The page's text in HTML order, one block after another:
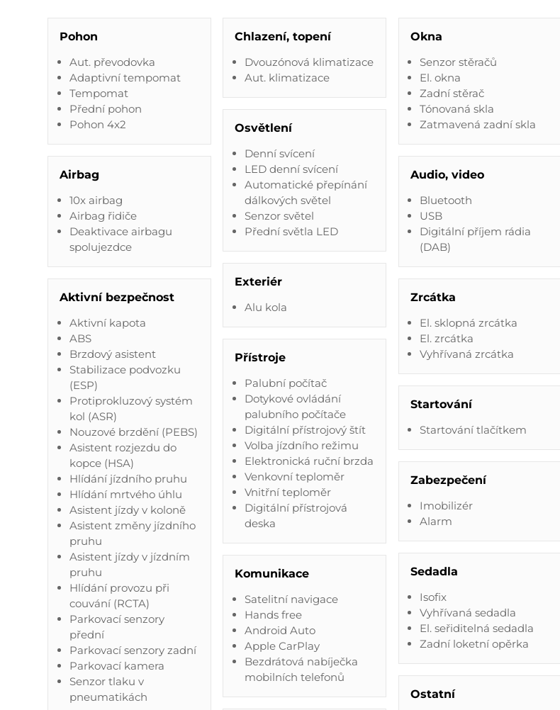
Pohon
Aut. převodovka
Adaptivní tempomat
Tempomat
Přední pohon
Pohon 4x2
Airbag
10x airbag
Airbag řidiče
Deaktivace airbagu
spolujezdce
Aktivní bezpečnost
Aktivní kapota
ABS
Brzdový asistent
Stabilizace podvozku
(ESP)
Protiprokluzový systém
kol (ASR)
Nouzové brzdění (PEBS)
Asistent rozjezdu do
kopce (HSA)
Hlídání jízdního pruhu
Hlídání mrtvého úhlu
Asistent jízdy v koloně
Asistent změny jízdního
pruhu
Asistent jízdy v jízdním
pruhu
Hlídání provozu při
couvání (RCTA)
Parkovací senzory
přední
Parkovací senzory zadní
Parkovací kamera
Senzor tlaku v
pneumatikách
Chlazení, topení
Dvouzónová klimatizace
Aut. klimatizace
Osvětlení
Denní svícení
LED denní svícení
Automatické přepínání
dálkových světel
Senzor světel
Přední světla LED
Exteriér
Alu kola
Přístroje
Palubní počítač
Dotykové ovládání
palubního počítače
Digitální přístrojový štít
Volba jízdního režimu
Elektronická ruční brzda
Venkovní teploměr
Vnitřní teploměr
Digitální přístrojová
deska
Komunikace
Satelitní navigace
Hands free
Android Auto
Apple CarPlay
Bezdrátová nabíječka
mobilních telefonů
Okna
Senzor stěračů
El. okna
Zadní stěrač
Tónovaná skla
Zatmavená zadní skla
Audio, video
Bluetooth
USB
Digitální příjem rádia
(DAB)
Zrcátka
El. sklopná zrcátka
El. zrcátka
Vyhřívaná zrcátka
Startování
Startování tlačítkem
Zabezpečení
Imobilizér
Alarm
Sedadla
Isofix
Vyhřívaná sedadla
El. seřiditelná sedadla
Zadní loketní opěrka
Ostatní